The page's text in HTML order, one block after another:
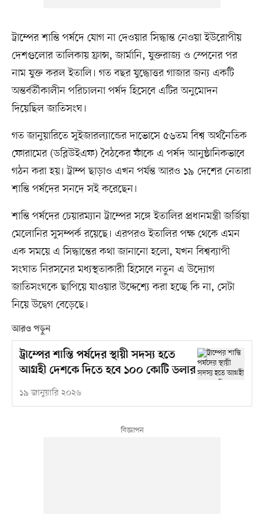
ট্রাম্পের শান্তি পর্ষদে যোগ না দেওয়ার সিদ্ধান্ত নেওয়া ইউরোপীয়
দেশগুলোর তালিকায় ফ্রান্স, জার্মানি, যুক্তরাজ্য ও স্পেনের পর
নাম যুক্ত করল ইতালি। গত বছর যুদ্ধোত্তর গাজার জন্য একটি
অন্তর্বর্তীকালীন পরিচালনা পর্ষদ হিসেবে এটির অনুমোদন
দিয়েছিল জাতিসংঘ।
গত জানুয়ারিতে সুইজারল্যান্ডের দাভোসে ৫৬তম বিশ্ব অর্থনৈতিক
ফোরামের (ডব্লিউইএফ) বৈঠকের ফাঁকে এ পর্ষদ আনুষ্ঠানিকভাবে
গঠন করা হয়। ট্রাম্প ছাড়াও এখন পর্যন্ত আরও ১৯ দেশের নেতারা
শান্তি পর্ষদের সনদে সই করেছেন।
শান্তি পর্ষদের চেয়ারম্যান ট্রাম্পের সঙ্গে ইতালির প্রধানমন্ত্রী জর্জিয়া
মেলোনির সুসম্পর্ক রয়েছে। এরপরও ইতালির পক্ষ থেকে এমন
এক সময়ে এ সিদ্ধান্তের কথা জানানো হলো, যখন বিশ্বব্যাপী
সংঘাত নিরসনের মধ্যস্থতাকারী হিসেবে নতুন এ উদ্যোগ
জাতিসংঘকে ছাপিয়ে যাওয়ার উদ্দেশ্যে করা হচ্ছে কি না, সেটা
নিয়ে উদ্বেগ বেড়েছে।
আরও পড়ুন
ট্রাম্পের শান্তি পর্ষদের স্থায়ী সদস্য হতে
আগ্রহী দেশকে দিতে হবে ১০০ কোটি ডলার
১৯ জানুয়ারি ২০২৬